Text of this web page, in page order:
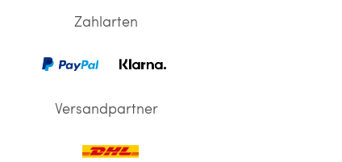
Zahlarten
Versandpartner